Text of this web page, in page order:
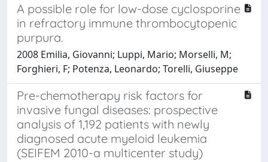
A possible role for low-dose cyclosporine
in refractory immune thrombocytopenic
purpura.
2008 Emilia, Giovanni; Luppi, Mario; Morselli, M;
Forghieri, F; Potenza, Leonardo; Torelli, Giuseppe
Pre-chemotherapy risk factors for
invasive fungal diseases: prospective
analysis of 1,192 patients with newly
diagnosed acute myeloid leukemia
(SEIFEM 2010-a multicenter study)